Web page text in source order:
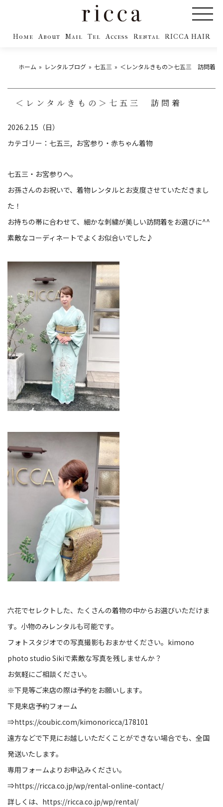
Home About Mail Tel Access Rental RICCA HAIR
ホーム レンタルブログ 七五三 ＜レンタルきもの＞七五三 訪問着
＜レンタルきもの＞七五三 訪問着
2026.2.15（日）
カテゴリー： 七五三 お宮参り・赤ちゃん着物
七五三・お宮参りへ。
お孫さんのお祝いで、着物レンタルとお支度させていただきまし
た！
お持ちの帯に合わせて、細かな刺繍が美しい訪問着をお選びに^^
素敵なコーディネートでよくお似合いでした♪
六花でセレクトした、たくさんの着物の中からお選びいただけま
す。小物のみレンタルも可能です。
フォトスタジオでの写真撮影もおまかせください。 kimono
photo studio Sikiで素敵な写真を残しませんか？
お気軽にご相談ください。
※下見等ご来店の際は予約をお願いします。
下見来店予約フォーム
⇒https://coubic.com/kimonoricca/178101
遠方などで下見にお越しいただくことができない場合でも、全国
発送いたします。
専用フォームよりお申込みください。
⇒https://ricca.co.jp/wp/rental-online-contact/
詳しくは、 https://ricca.co.jp/wp/rental/